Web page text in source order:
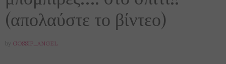
(απολαύστε το βίντεο)
by GOSSIP_ANGEL